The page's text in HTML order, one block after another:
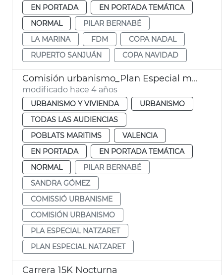
EN PORTADA
EN PORTADA TEMÁTICA
NORMAL
PILAR BERNABÉ
LA MARINA
FDM
COPA NADAL
RUPERTO SANJUÁN
COPA NAVIDAD
Comisión urbanismo_Plan Especial moreres cocoters natzaret
modificado hace 4 años
URBANISMO Y VIVIENDA
URBANISMO
TODAS LAS AUDIENCIAS
POBLATS MARITIMS
VALENCIA
EN PORTADA
EN PORTADA TEMÁTICA
NORMAL
PILAR BERNABÉ
SANDRA GÓMEZ
COMISSIÓ URBANISME
COMISIÓN URBANISMO
PLA ESPECIAL NATZARET
PLAN ESPECIAL NATZARET
Carrera 15K Nocturna